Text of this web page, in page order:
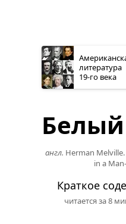
литература
19-го века
англ. Herman
in a
Краткое
читается за 8